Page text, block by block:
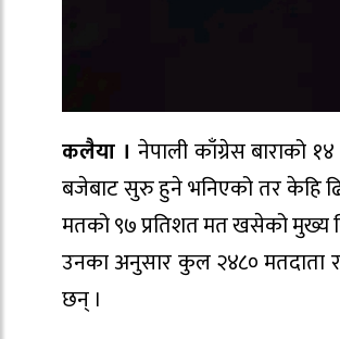
कलैया । नेपाली काँग्रेस बाराको
बजेबाट सुरु हुने भनिएको तर केहि
मतको ९७ प्रतिशत मत खसेको मुख्य
उनका अनुसार कुल २४८० मतदाता
छन् ।